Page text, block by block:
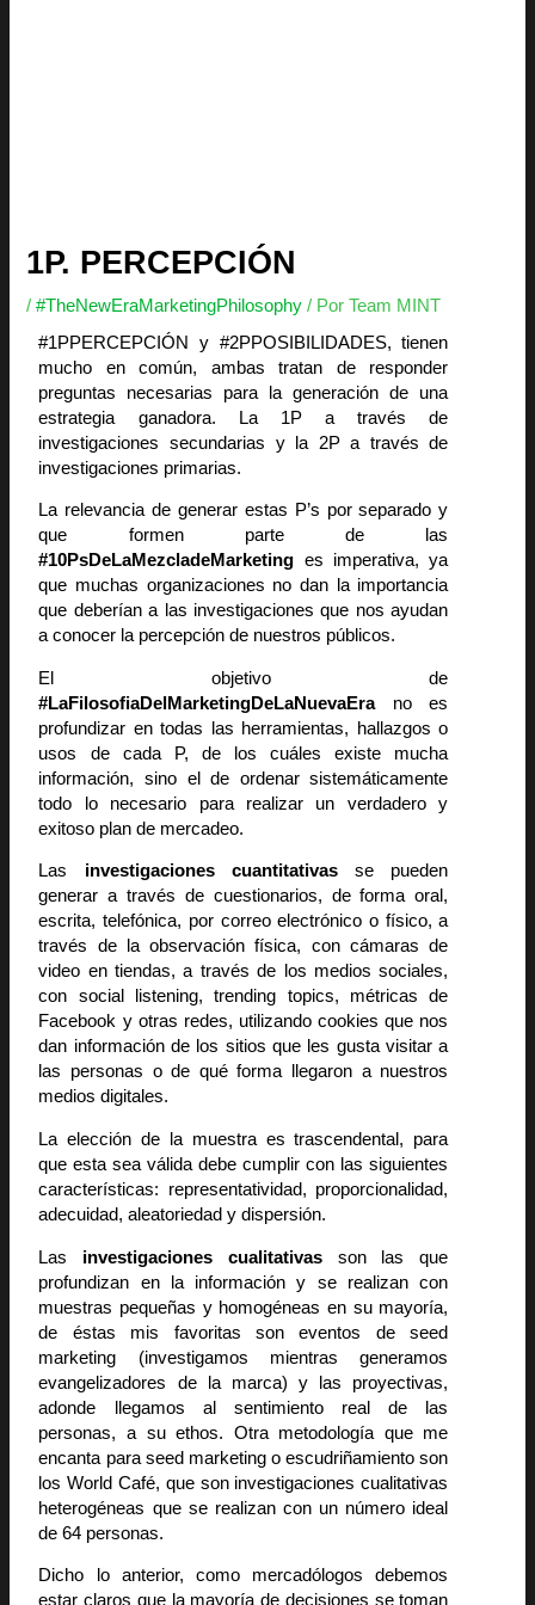
1P. PERCEPCIÓN
/#TheNewEraMarketingPhilosophy / PorTeam MINT
#1PPERCEPCIÓN y #2PPOSIBILIDADES, tienen
mucho en común, ambas tratan de responder
preguntas necesarias para la generación de una
estrategia ganadora. La 1P a través de
investigaciones secundarias y la 2P a través de
investigaciones primarias.
La relevancia de generar estas P’s por separado y
que formen parte de las
#10PsDeLaMezcladeMarketing es imperativa, ya
que muchas organizaciones no dan la importancia
que deberían a las investigaciones que nos ayudan
a conocer la percepción de nuestros públicos.
El objetivo de
#LaFilosofiaDelMarketingDeLaNuevaErano es
profundizar en todas las herramientas, hallazgos o
usos de cada P, de los cuáles existe mucha
información, sino el de ordenar sistemáticamente
todo lo necesario para realizar un verdadero y
exitoso plan de mercadeo.
Las investigaciones cuantitativasse pueden
generar a través de cuestionarios, de forma oral,
escrita, telefónica, por correo electrónico o físico, a
través de la observación física, con cámaras de
video en tiendas, a través de los medios sociales,
con social listening, trending topics, métricas de
Facebook y otras redes, utilizando cookies que nos
dan información de los sitios que les gusta visitar a
las personas o de qué forma llegaron a nuestros
medios digitales.
La elección de la muestra es trascendental, para
que esta sea válida debe cumplir con las siguientes
características: representatividad, proporcionalidad,
adecuidad, aleatoriedad y dispersión.
Las investigaciones cualitativasson las que
profundizan en la información y se realizan con
muestras pequeñas y homogéneas en su mayoría,
de éstas mis favoritas son eventos de seed
marketing (investigamos mientras generamos
evangelizadores de la marca) y las proyectivas,
adonde llegamos al sentimiento real de las
personas, a su ethos. Otra metodología que me
encanta para seed marketing o escudriñamiento son
los World Café, que son investigaciones cualitativas
heterogéneas que se realizan con un número ideal
de 64 personas.
Dicho lo anterior, como mercadólogos debemos
estar claros que la mayoría de decisiones se toman